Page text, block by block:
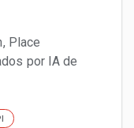
Place
por IA de